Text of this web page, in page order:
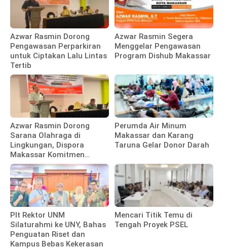
Azwar Rasmin Dorong
Pengawasan Perparkiran
untuk Ciptakan Lalu Lintas
Tertib
Azwar Rasmin Segera
Menggelar Pengawasan
Program Dishub Makassar
Azwar Rasmin Dorong
Sarana Olahraga di
Lingkungan, Dispora
Makassar Komitmen
Bangun Fasilitas
Perumda Air Minum
Makassar dan Karang
Taruna Gelar Donor Darah
Plt Rektor UNM
Silaturahmi ke UNY, Bahas
Penguatan Riset dan
Kampus Bebas Kekerasan
Mencari Titik Temu di
Tengah Proyek PSEL